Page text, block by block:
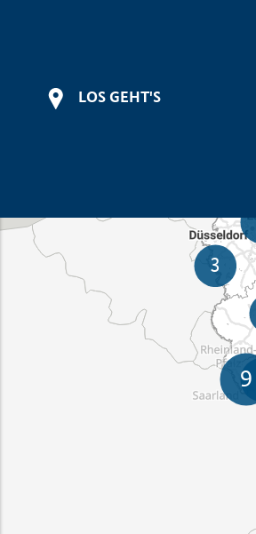
LOS GEHT'S